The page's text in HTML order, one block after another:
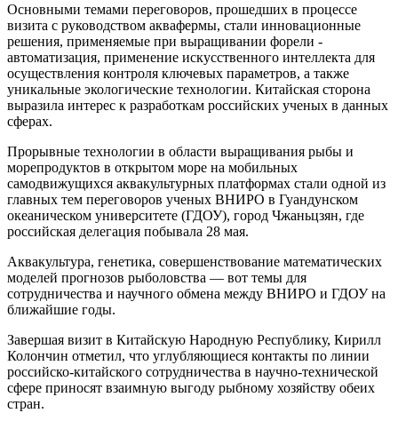
Основными темами переговоров, прошедших в процессе
визита с руководством аквафермы, стали инновационные
решения, применяемые при выращивании форели -
автоматизация, применение искусственного интеллекта для
осуществления контроля ключевых параметров, а также
уникальные экологические технологии. Китайская сторона
выразила интерес к разработкам российских ученых в данных
сферах.
Прорывные технологии в области выращивания рыбы и
морепродуктов в открытом море на мобильных
самодвижущихся аквакультурных платформах стали одной из
главных тем переговоров ученых ВНИРО в Гуандунском
океаническом университете (ГДОУ), город Чжаньцзян, где
российская делегация побывала 28 мая.
Аквакультура, генетика, совершенствование математических
моделей прогнозов рыболовства — вот темы для
сотрудничества и научного обмена между ВНИРО и ГДОУ на
ближайшие годы.
Завершая визит в Китайскую Народную Республику, Кирилл
Колончин отметил, что углубляющиеся контакты по линии
российско-китайского сотрудничества в научно-технической
сфере приносят взаимную выгоду рыбному хозяйству обеих
стран.